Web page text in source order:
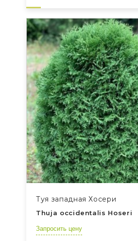
Туя западная Хосери
Thuja occidentalis Hoseri
Запросить цену